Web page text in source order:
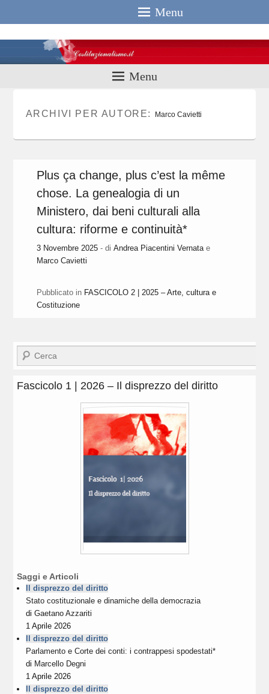
Menu
Menu
ARCHIVI PER AUTORE: Marco Cavietti
Plus ça change, plus c’est la même
chose. La genealogia di un
Ministero, dai beni culturali alla
cultura: riforme e continuità*
3 Novembre 2025 - di Andrea Piacentini Vernatae
Marco Cavietti
Pubblicato in FASCICOLO 2 | 2025 – Arte, cultura e
Costituzione
Cerca
Fascicolo 1 | 2026 – Il disprezzo del diritto
Saggi e Articoli
Il disprezzo del diritto
Stato costituzionale e dinamiche della democrazia
diGaetano Azzariti
1 Aprile 2026
Il disprezzo del diritto
Parlamento e Corte dei conti: i contrappesi spodestati*
di Marcello Degni
1 Aprile 2026
Il disprezzo del diritto